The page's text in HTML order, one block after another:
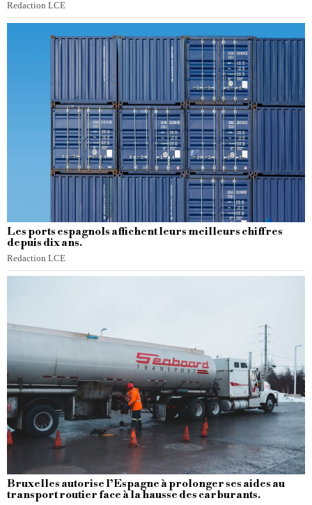
Redaction LCE
Les ports espagnols affichent leurs meilleurs chiffres
depuis dix ans.
Redaction LCE
Bruxelles autorise l’Espagne à prolonger ses aides au
transport routier face à la hausse des carburants.